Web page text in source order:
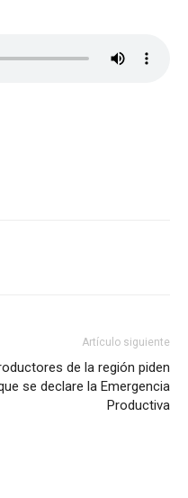
Artículo siguiente
de la región piden
se declare la Emergencia
Productiva